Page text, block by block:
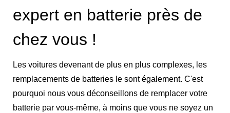
expert en batterie près de
chez vous !
Les voitures devenant de plus en plus complexes, les
remplacements de batteries le sont également. C'est
pourquoi nous vous déconseillons de remplacer votre
batterie par vous-même, à moins que vous ne soyez un